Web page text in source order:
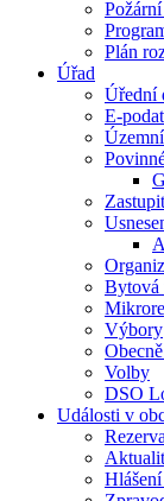
Plán
Úřad
Úřední
E-
Bytová
Výbory
Volby
DSO
Události v